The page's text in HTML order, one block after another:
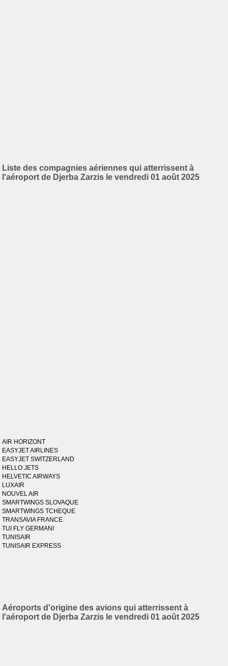
Liste des compagnies aériennes qui atterrissent à
l'aéroport de Djerba Zarzis le vendredi 01 août 2025
AIR HORIZONT
EASYJET AIRLINES
EASYJET SWITZERLAND
HELLO JETS
HELVETIC AIRWAYS
LUXAIR
NOUVEL AIR
SMARTWINGS SLOVAQUE
SMARTWINGS TCHEQUE
TRANSAVIA FRANCE
TUI FLY GERMANI
TUNISAIR
TUNISAIR EXPRESS
Aéroports d'origine des avions qui atterrissent à
l'aéroport de Djerba Zarzis le vendredi 01 août 2025